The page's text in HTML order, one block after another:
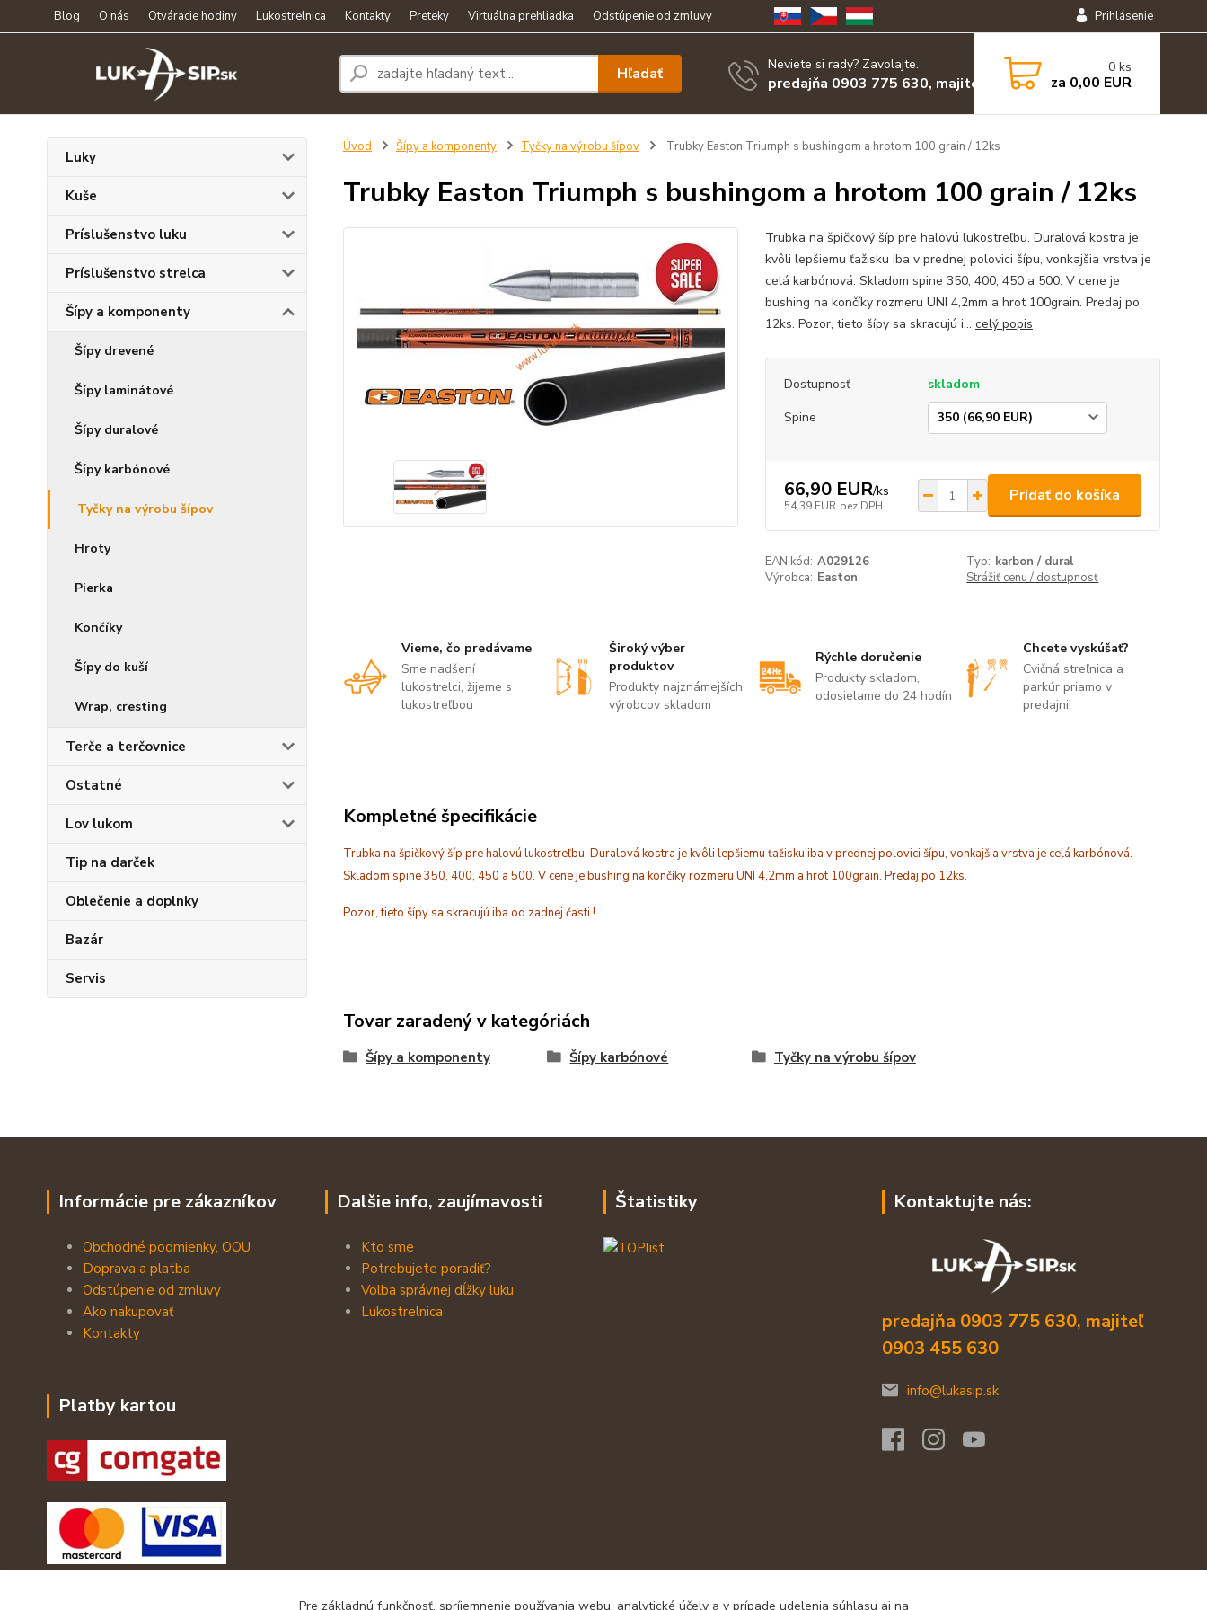
Blog O nás Otváracie hodiny Lukostrelnica Kontakty Preteky Virtuálna prehliadka Odstúpenie od zmluvy Prihlásenie
Hľadať Neviete si rady? Zavolajte.
predajňa 0903 775 630, majiteľ 0903 455 630
0 ks
za 0,00 EUR
Luky
Kuše
Príslušenstvo luku
Príslušenstvo strelca
Šípy a komponenty
Šípy drevené
Šípy laminátové
Šípy duralové
Šípy karbónové
Tyčky na výrobu šípov
Hroty
Pierka
Končíky
Šípy do kuší
Wrap, cresting
Terče a terčovnice
Ostatné
Lov lukom
Tip na darček
Oblečenie a doplnky
Bazár
Servis
Úvod Šípy a komponenty Tyčky na výrobu šípov Trubky Easton Triumph s bushingom a hrotom 100 grain / 12ks
Trubky Easton Triumph s bushingom a hrotom 100 grain / 12ks
Trubka na špičkový šíp pre halovú lukostreľbu. Duralová kostra je
kvôli lepšiemu ťažisku iba v prednej polovici šípu, vonkajšia vrstva je
celá karbónová. Skladom spine 350, 400, 450 a 500. V cene je
bushing na končíky rozmeru UNI 4,2mm a hrot 100grain. Predaj po
12ks. Pozor, tieto šípy sa skracujú i... celý popis
Dostupnosť
skladom
Spine
66,90 EUR/ks
54,39 EUR bez DPH
Pridať do košíka
EAN kód: A029126 Typ: karbon / dural
Výrobca: Easton Strážiť cenu / dostupnosť
Vieme, čo predávame
Sme nadšení
lukostrelci, žijeme s
lukostreľbou
Široký výber
produktov
Produkty najznámejších
výrobcov skladom
Rýchle doručenie
Produkty skladom,
odosielame do 24 hodín
Chcete vyskúšať?
Cvičná streľnica a
parkúr priamo v
predajni!
Kompletné špecifikácie
Trubka na špičkový šíp pre halovú lukostreľbu. Duralová kostra je kvôli lepšiemu ťažisku iba v prednej polovici šípu, vonkajšia vrstva je celá karbónová.
Skladom spine 350, 400, 450 a 500. V cene je bushing na končíky rozmeru UNI 4,2mm a hrot 100grain. Predaj po 12ks.
Pozor, tieto šípy sa skracujú iba od zadnej časti !
Tovar zaradený v kategóriách
Šípy a komponenty Šípy karbónové Tyčky na výrobu šípov
Informácie pre zákazníkov
Obchodné podmienky, OOU
Doprava a platba
Odstúpenie od zmluvy
Ako nakupovať
Kontakty
Platby kartou
Dalšie info, zaujímavosti
Kto sme
Potrebujete poradiť?
Volba správnej dĺžky luku
Lukostrelnica
Štatistiky Kontaktujte nás:
predajňa 0903 775 630, majiteľ
0903 455 630
info@lukasip.sk
Pre základnú funkčnosť, spríjemnenie používania webu, analytické účely a v prípade udelenia súhlasu aj na